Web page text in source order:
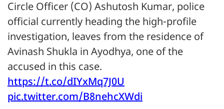
Circle Officer (CO) Ashutosh Kumar, police
official currently heading the high-profile
investigation, leaves from the residence of
Avinash Shukla in Ayodhya, one of the
accused in this case.
https://t.co/dIYxMq7J0U
pic.twitter.com/B8nehcXWdi